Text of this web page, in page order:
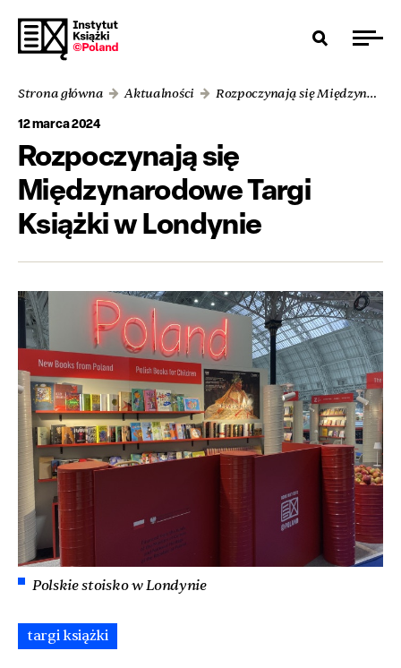
Strona główna Aktualności Rozpoczynają się Międzynarodowe Targi Książki w Londynie
12 marca 2024
Rozpoczynają się
Międzynarodowe Targi
Książki w Londynie
Polskie stoisko w Londynie
targi książki